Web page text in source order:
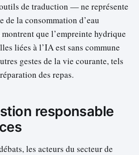
de traduction — ne représente
de la consommation d’eau
que l’empreinte hydrique
liées à l’IA est sans commune
gestes de la vie courante, tels
des repas.
responsable
les acteurs du secteur de